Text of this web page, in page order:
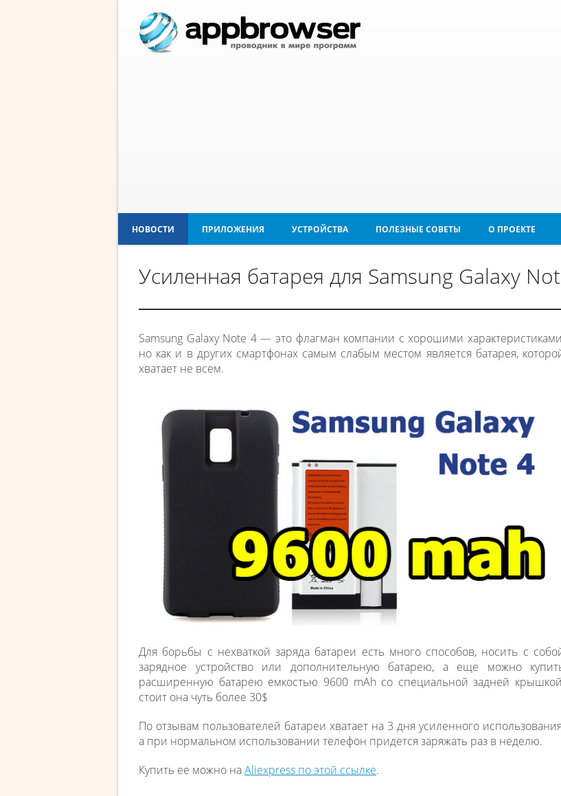
НОВОСТИ ПРИЛОЖЕНИЯ УСТРОЙСТВА ПОЛЕЗНЫЕ СОВЕТЫ О ПРОЕКТЕ
Усиленная батарея для Samsung Galaxy
Samsung Galaxy Note 4 — это флагман компании с хорошими
но как и в других смартфонах самым слабым местом является батарея,
хватает не всем.
Для борьбы с нехваткой заряда батареи есть много способов, носить с
зарядное устройство или дополнительную батарею, а еще можно
расширенную батарею емкостью 9600 mAh со специальной задней
стоит она чуть более 30$
По отзывам пользователей батареи хватает на 3 дня усиленного
а при нормальном использовании телефон придется заряжать раз в неделю.
Купить ее можно наAliexpress по этой ссылке.